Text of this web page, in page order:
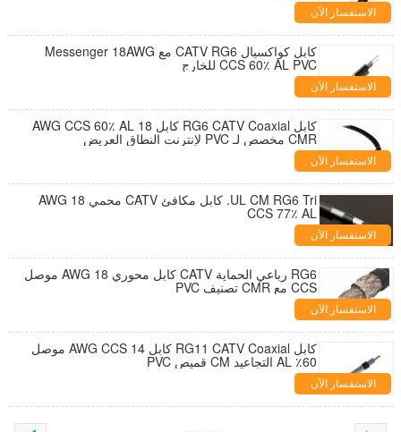
الاستفسار الآن
كابل كواكسيال CATV RG6 مع Messenger 18AWG
CCS 60٪ AL PVC للخارج
الاستفسار الآن
كابل RG6 CATV Coaxial كابل 18 AWG CCS 60٪ AL
CMR مخصص لـ PVC لإنترنت النطاق العريض
الاستفسار الآن
UL CM RG6 Tri. كابل مكافئ CATV محمي 18 AWG
CCS 77٪ AL
الاستفسار الآن
RG6 رباعي الحماية CATV كابل محوري 18 AWG موصل
CCS مع CMR تصنيف PVC
الاستفسار الآن
كابل RG11 CATV Coaxial كابل 14 AWG CCS موصل
60٪ AL التجاعيد CM قميص PVC
الاستفسار الآن